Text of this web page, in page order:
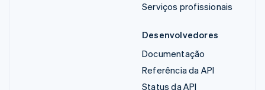
Serviços profissionais
Desenvolvedores
Documentação
Referência da API
Status da API